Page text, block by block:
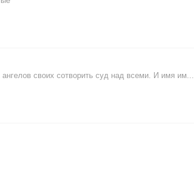
своих сотворить суд над всеми. И имя им...